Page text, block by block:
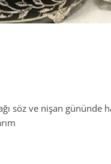
söz ve nişan gününde